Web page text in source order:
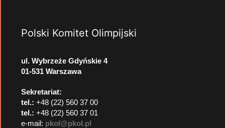
Polski Komitet Olimpijski
ul. Wybrzeże Gdyńskie 4
01-531 Warszawa
Sekretariat:
tel.: +48 (22) 560 37 00
tel.: +48 (22) 560 37 01
e-mail: pkol@pkol.pl